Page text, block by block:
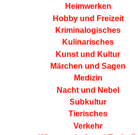
Heimwerken
Hobby und Freizeit
Kriminalogisches
Kulinarisches
Kunst und Kultur
Märchen und Sagen
Medizin
Nacht und Nebel
Subkultur
Tierisches
Verkehr